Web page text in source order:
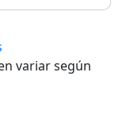
variar según